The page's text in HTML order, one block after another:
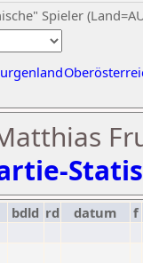
Spieler
bdld rd datum
f